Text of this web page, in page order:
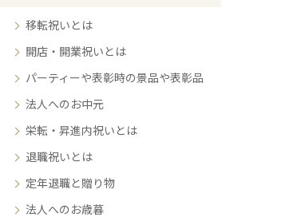
移転祝いとは
開店・開業祝いとは
パーティーや表彰時の景品や表彰品
法人へのお中元
栄転・昇進内祝いとは
退職祝いとは
定年退職と贈り物
法人へのお歳暮